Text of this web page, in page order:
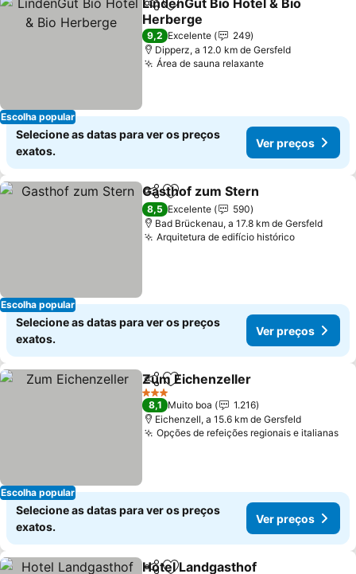
Escolha popular
PartilharAdicionar aos favoritos
LindenGut Bio Hotel & Bio
Herberge
Ver preços
9,2 Excelente
249
Dipperz, a 12.0 km de Gersfeld
Área de sauna relaxanteVer preços
Selecione as datas para ver os preços
exatos.
Ver preços
Escolha popular
PartilharAdicionar aos favoritos
Gasthof zum Stern
8,5 Excelente
590
Bad Brückenau, a 17.8 km de Gersfeld
Arquitetura de edifício históricoVer
Selecione as datas para ver os preços
exatos.
Ver preços
Escolha popular
PartilharAdicionar aos favoritos
Zum Eichenzeller
3 Estrelas
8,1 Muito boa
1.216
Eichenzell, a 15.6 km de Gersfeld
Opções de refeições regionais e italianas
Selecione as datas para ver os preços
exatos.
Ver preços
Hotel Landgasthof